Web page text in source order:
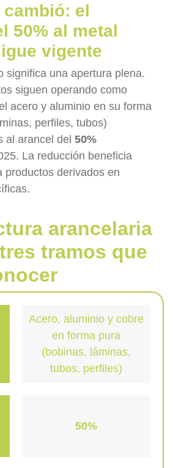
el
50% al metal
vigente
significa una apertura plena.
siguen operando como
acero y aluminio en su forma
perfiles, tubos)
al arancel del 50%
La reducción beneficia
productos derivados en
arancelaria
tramos que
Acero, aluminio y cobre
en forma pura
(bobinas, láminas,
tubos, perfiles)
50%